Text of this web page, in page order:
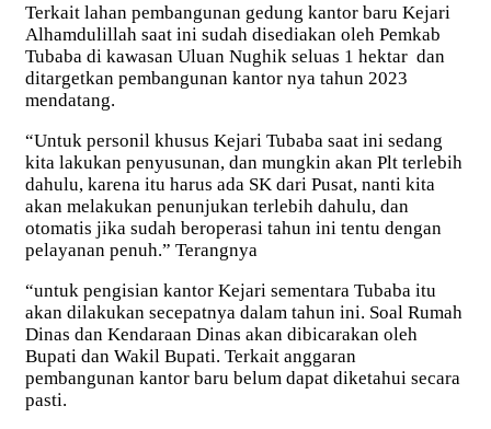
Terkait lahan pembangunan gedung kantor baru Kejari
Alhamdulillah saat ini sudah disediakan oleh Pemkab
Tubaba di kawasan Uluan Nughik seluas 1 hektar dan
ditargetkan pembangunan kantor nya tahun 2023
mendatang.
“Untuk personil khusus Kejari Tubaba saat ini sedang
kita lakukan penyusunan, dan mungkin akan Plt terlebih
dahulu, karena itu harus ada SK dari Pusat, nanti kita
akan melakukan penunjukan terlebih dahulu, dan
otomatis jika sudah beroperasi tahun ini tentu dengan
pelayanan penuh.” Terangnya
“untuk pengisian kantor Kejari sementara Tubaba itu
akan dilakukan secepatnya dalam tahun ini. Soal Rumah
Dinas dan Kendaraan Dinas akan dibicarakan oleh
Bupati dan Wakil Bupati. Terkait anggaran
pembangunan kantor baru belum dapat diketahui secara
pasti.